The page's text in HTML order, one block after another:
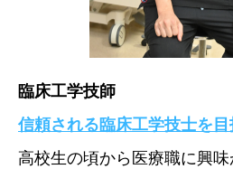
臨床工学技師
信頼される臨床工学技士を目
高校生の頃から医療職に興